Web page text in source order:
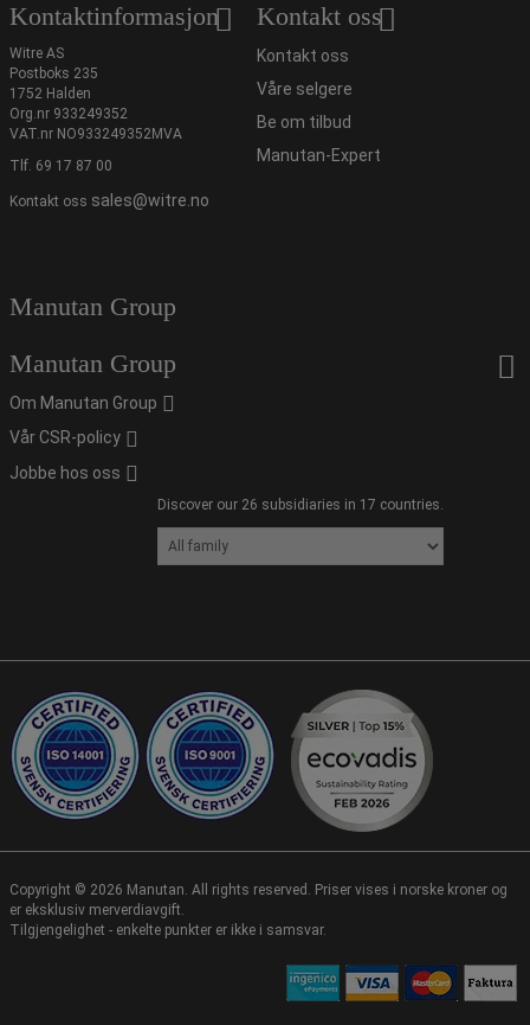
Kontaktinformasjon
Witre AS
Postboks 235
1752 Halden
Org.nr 933249352
VAT.nr NO933249352MVA
Tlf. 69 17 87 00
Kontakt oss sales@witre.no
Kontakt oss
Kontakt oss
Våre selgere
Be om tilbud
Manutan-Expert
Manutan Group
Manutan Group
Om Manutan Group
Vår CSR-policy
Jobbe hos oss
Discover our 26 subsidiaries in 17 countries.
Copyright © 2026 Manutan. All rights reserved. Priser vises i norske kroner og
er eksklusiv merverdiavgift.
Tilgjengelighet - enkelte punkter er ikke i samsvar.